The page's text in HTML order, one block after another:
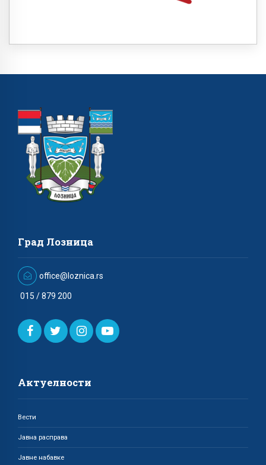
Град Лозница
office@loznica.rs
015 / 879 200
Актуелности
Вести
Јавна расправа
Јавне набавке